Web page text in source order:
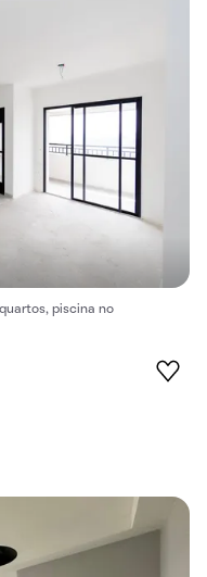
piscina no